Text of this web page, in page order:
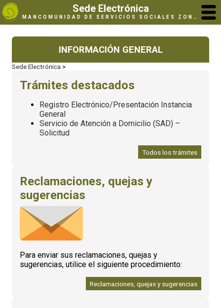
Sede Electrónica
MANCOMUNIDAD DE SERVICIOS SOCIALES ZONA ULTZAMA / ULTZAMALDEKO GIZARTE ZERBITZUEN MANKOMUNITATEA
INFORMACIÓN GENERAL
Sede Electrónica >
Trámites destacados
Registro Electrónico/Presentación Instancia
General
Servicio de Atención a Domicilio (SAD) –
Solicitud
Todos los trámites
Reclamaciones, quejas y
sugerencias
Para enviar sus reclamaciones, quejas y
sugerencias, utilice el siguiente procedimiento:
Reclamaciones, quejas y sugerencias